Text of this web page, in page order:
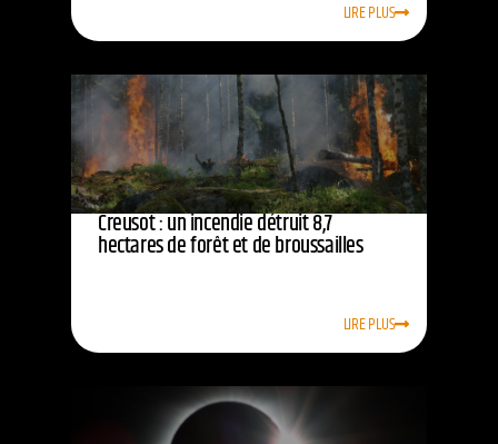
LIRE PLUS
Creusot : un incendie détruit 8,7
hectares de forêt et de broussailles
LIRE PLUS